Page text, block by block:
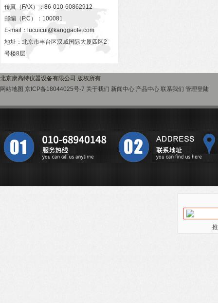
传真（FAX）：86-010-60862912
邮编（P.C）：100081
E-mail： lucuicui@kanggaote.com
地址：北京市丰台区汉威国际大厦四区2
号楼8层
北京康高特仪器设备有限公司 版权所有
网站地图 京ICP备18044025号-7 关于我们 新闻中心 产品中心 联系我们 管理登陆